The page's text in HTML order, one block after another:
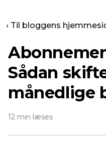
‹ Til bloggens
Sådan
månedlige
12 min læses